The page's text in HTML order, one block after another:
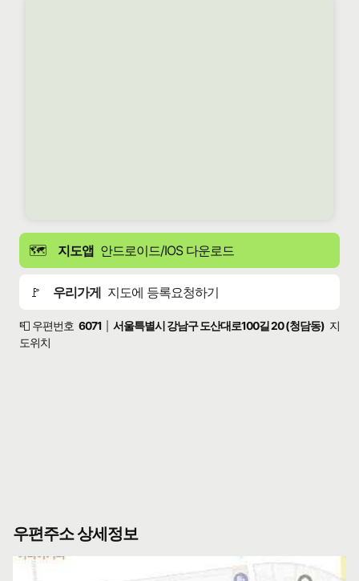
🗺️ 지도앱 안드로이드/IOS 다운로드
🚩 우리가게 지도에 등록요청하기
📮 우편번호 6071 서울특별시 강남구 도산대로100길 20 (청담동) 지
도위치
우편주소 상세정보